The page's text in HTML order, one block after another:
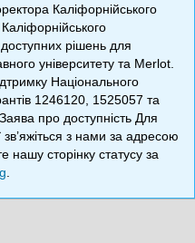
Каліфорнійського
Каліфорнійського
рішень для
університету та Merlot.
Національного
1246120, 1525057 та
. Заява про доступність Для
з нами за адресою
нашу сторінку статусу за